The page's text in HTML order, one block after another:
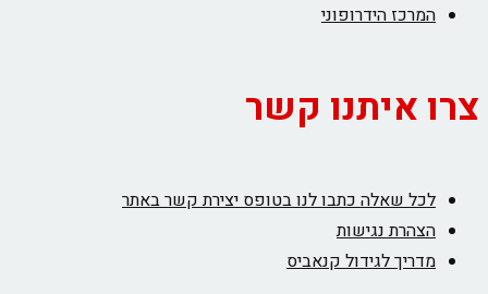
הידרופוני
איתנו קשר
שאלה כתבו לנו בטופס יצירת קשר באתר
נגישות
לגידול קנאביס